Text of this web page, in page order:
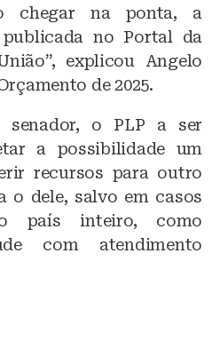
chegar na ponta, a
no Portal da
explicou Angelo
de 2025.
o PLP a ser
a possibilidade um
recursos para outro
o dele, salvo em casos
país inteiro, como
com atendimento